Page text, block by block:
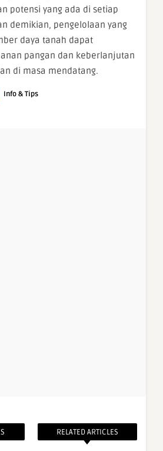
potensi yang ada di setiap
demikian, pengelolaan yang
daya tanah dapat
pangan dan keberlanjutan
di masa mendatang.
Info & Tips
RELATED ARTICLES